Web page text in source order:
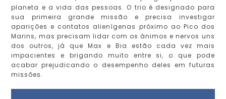
planeta e a vida das pessoas. O trio é designado para
sua primeira grande missão e precisa investigar
aparições e contatos alienígenas próximo ao Pico dos
Marins, mas precisam lidar com os ânimos e nervos uns
dos outros, já que Max e Bia estão cada vez mais
impacientes e brigando muito entre si, o que pode
acabar prejudicando o desempenho deles em futuras
missões.